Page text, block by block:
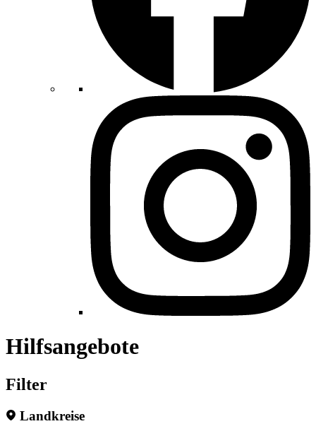
Hilfsangebote
Filter
Landkreise